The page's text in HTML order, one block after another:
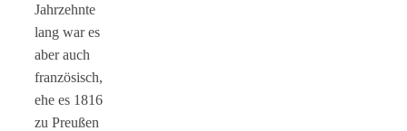
Jahrzehnte
lang war es
aber auch
französisch,
ehe es 1816
zu Preußen